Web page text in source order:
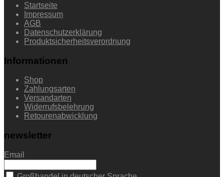
Startseite
Impressum
AGB
Datenschutzerklärung
Produktsicherheitsverordnung
Informationen
Shop
Zahlungsarten
Versandarten
Widerrufsbelehrung
Retourenabwicklung
newsletter
Email